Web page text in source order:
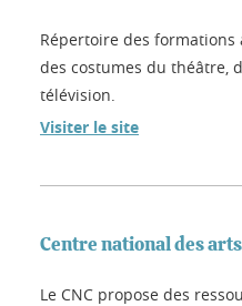
Répertoire des
des costumes du théâtre,
télévision.
Visiter le site
Centre national des
Le CNC propose des